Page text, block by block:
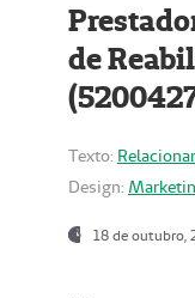
de
Texto:
Design:
18 de outubro,